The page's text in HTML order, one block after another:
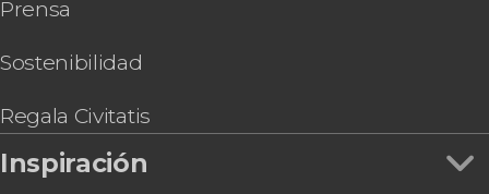
Prensa
Sostenibilidad
Regala Civitatis
Inspiración